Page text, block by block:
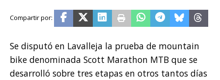
Se disputó en Lavalleja la prueba de mountain
bike denominada Scott Marathon MTB que se
desarrolló sobre tres etapas en otros tantos días